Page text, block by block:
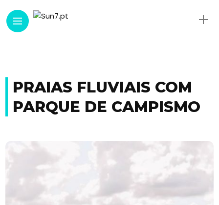
PRAIAS FLUVIAIS COM
PARQUE DE CAMPISMO